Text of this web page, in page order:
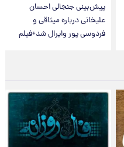
پیش‌بینی جنجالی احسان
علیخانی درباره میثاقی و
فردوسی پور وایرال شد+فیلم